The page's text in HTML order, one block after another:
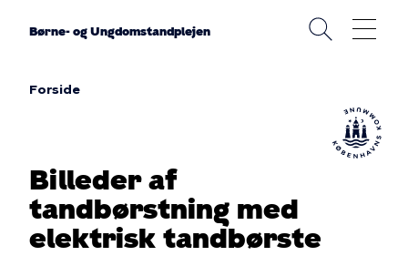
Børne- og Ungdomstandplejen
Forside
Billeder af
tandbørstning med
elektrisk tandbørste